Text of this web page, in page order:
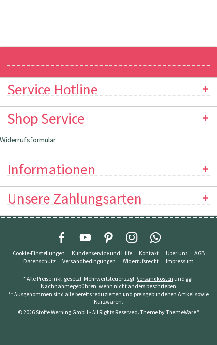
Service Hotline
Shop Service
Widerrufsformular
Informationen
Unsere Zahlungsarten
Cookie-Einstellungen Kundenservice und Hilfe Kontakt Über uns
AGB
Datenschutz
Versandbedingungen Widerrufsrecht Impressum
* Alle Preise inkl. gesetzl. Mehrwertsteuer zzgl. Versandkosten und ggf.
Nachnahmegebühren, wenn nicht anders beschrieben
** Ausgenommen sind alle bereits reduzierten und preisgebundenen Artikel sowie
Kurzwaren.
© 2026 Stoffe Werning GmbH - All Rights Reserved. Theme byThemeWare®